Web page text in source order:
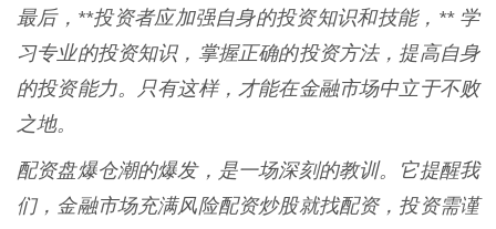
最后，**投资者应加强自身的投资知识和技能，** 学
习专业的投资知识，掌握正确的投资方法，提高自身
的投资能力。只有这样，才能在金融市场中立于不败
之地。
配资盘爆仓潮的爆发，是一场深刻的教训。它提醒我
们，金融市场充满风险配资炒股就找配资，投资需谨